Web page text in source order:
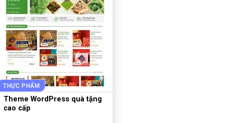
THỰC PHẨM
Theme WordPress quà tặng
cao cấp